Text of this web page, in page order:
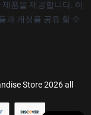
품을 제공합니다. 이
과 개성을 공유 할 수
Store 2026 all